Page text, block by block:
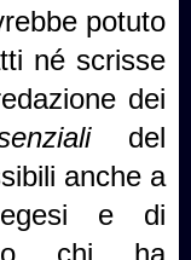
potuto
né scrisse
dei
del
anche a
e di
chi ha